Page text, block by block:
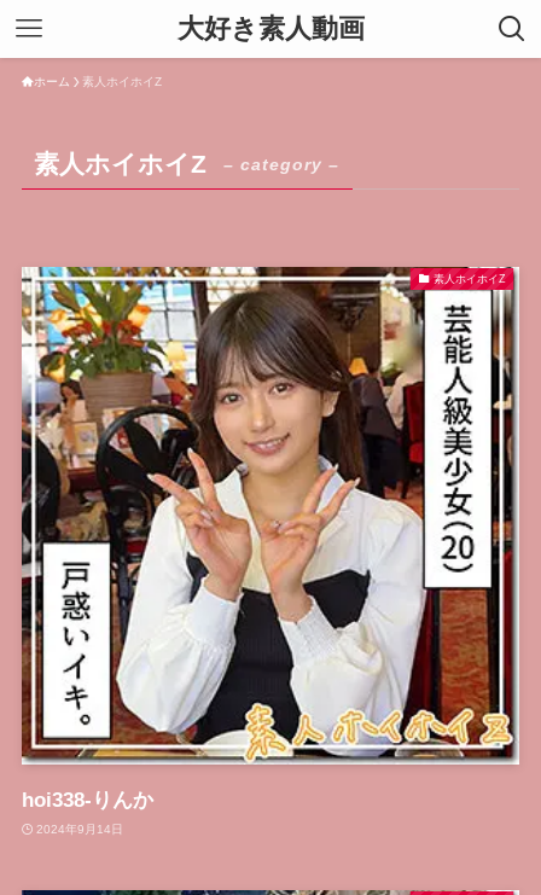
大好き素人動画
ホーム 素人ホイホイZ
素人ホイホイZ – category –
素人ホイホイZ
hoi338-りんか
2024年9月14日